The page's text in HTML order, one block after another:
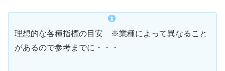
理想的な各種指標の目安 ※業種によって異なること
があるので参考までに・・・